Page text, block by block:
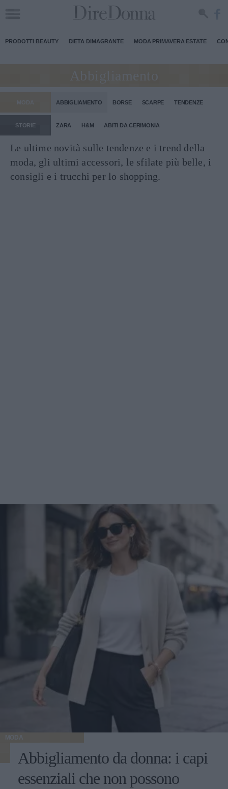
PRODOTTI BEAUTY DIETA DIMAGRANTE MODA PRIMAVERA ESTATE
Abbigliamento
MODA ABBIGLIAMENTO BORSE SCARPE TENDENZE
STORIE ZARA H&M ABITI DA CERIMONIA
Le ultime novità sulle tendenze e i trend della
moda, gli ultimi accessori, le sfilate più belle, i
consigli e i trucchi per lo shopping.
MODA
Abbigliamento da donna: i capi
essenziali che non possono